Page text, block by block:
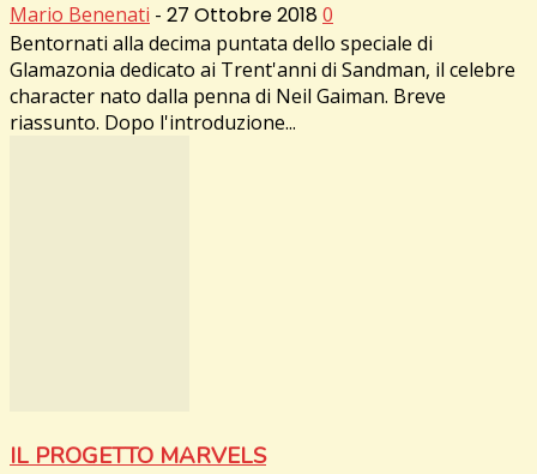
Mario Benenati - 27 Ottobre 20180
Bentornati alla decima puntata dello speciale di
Glamazonia dedicato ai Trent'anni di Sandman, il celebre
character nato dalla penna di Neil Gaiman. Breve
riassunto. Dopo l'introduzione...
IL PROGETTO MARVELS